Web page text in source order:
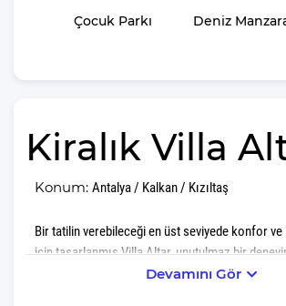
Çocuk Parkı Deniz
Kiralık Villa
Konum: Antalya / Kalkan / Kızıltaş
Bir tatilin verebileceği en üst seviyede konfor ve
için tasarlanmış Villa Altar, unutulmaz bir
muhteşem villanın sunduğu deniz manzarası,
Devamını Gör